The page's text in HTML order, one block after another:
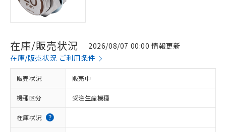
在庫/販売状況
2026/08/07 00:00 情報更新
在庫/販売状況 ご利用条件
販売状況 販売中
機種区分 受注生産機種
在庫状況